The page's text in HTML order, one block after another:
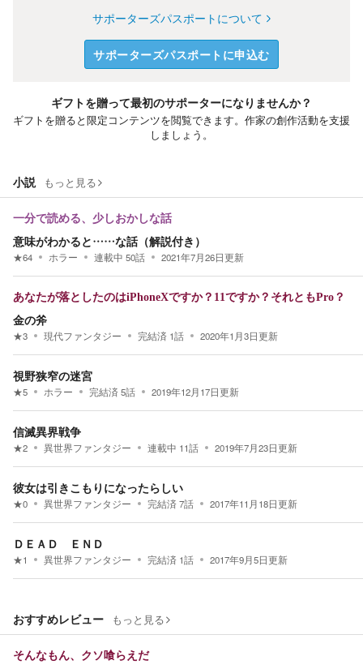
サポーターズパスポートについて
サポーターズパスポートに申込む
ギフトを贈って最初のサポーターになりませんか？
ギフトを贈ると限定コンテンツを閲覧できます。作家の創作活動を支援
しましょう。
小説 もっと見る
一分で読める、少しおかしな話
意味がわかると……な話（解説付き）
★64 ホラー 連載中 50話 2021年7月26日更新
あなたが落としたのはiPhoneXですか？11ですか？それともPro？
金の斧
★3 現代ファンタジー 完結済 1話 2020年1月3日更新
視野狭窄の迷宮
★5 ホラー 完結済5話 2019年12月17日更新
信滅異界戦争
★2 異世界ファンタジー 連載中 11話 2019年7月23日更新
彼女は引きこもりになったらしい
★0 異世界ファンタジー 完結済7話 2017年11月18日更新
ＤＥＡＤ ＥＮＤ
★1 異世界ファンタジー 完結済 1話 2017年9月5日更新
おすすめレビュー もっと見る
そんなもん、クソ喰らえだ